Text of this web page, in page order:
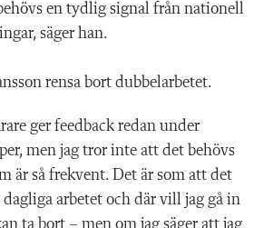
en tydlig signal från nationell
säger han.
rensa bort dubbelarbetet.
ger feedback redan under
men jag tror inte att det behövs
är så frekvent. Det är som att det
arbetet och där vill jag gå in
ta bort – men om jag säger att jag